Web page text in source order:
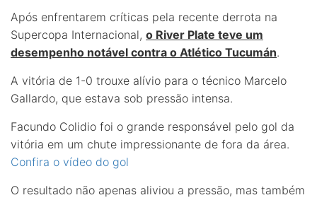
Após enfrentarem críticas pela recente derrota na
Supercopa Internacional, o River Plate teve um
desempenho notável contra o Atlético Tucumán.
A vitória de 1-0 trouxe alívio para o técnico Marcelo
Gallardo, que estava sob pressão intensa.
Facundo Colidio foi o grande responsável pelo gol da
vitória em um chute impressionante de fora da área.
Confira o vídeo do gol
O resultado não apenas aliviou a pressão, mas também